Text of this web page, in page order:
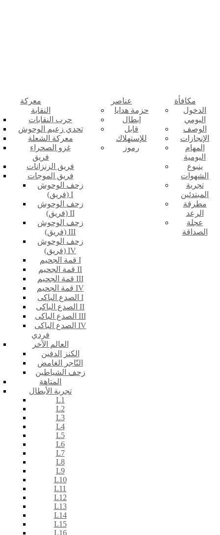
معركة
النقابة
حرب النقابات
تحدي زعيم الوحوش
معركة الشعلة
غزو الصحراء
فريق
فريق الزنزانات
فريق الموجات
زحف الوحوش
(فريق) I
زحف الوحوش
(فريق) II
زحف الوحوش
(فريق) III
زحف الوحوش
(فريق) IV
قمة الجحيم I
قمة الجحيم II
قمة الجحيم III
قمة الجحيم IV
الصدع الباكى I
الصدع الباكى II
الصدع الباكى III
الصدع الباكى IV
فردي
العالم الآخر
الكنز الدفين
التّاجر الغامض
زحف الشياطين
المتاهة
تجربة الأبطال
L1
L2
L3
L4
L5
L6
L7
L8
L9
L10
L11
L12
L13
L14
L15
L16
عناصر
حزمة هدايا
ابطال
قابل
للإستهلاك
رموز
مكافأة
الدخول
اليومي
الوصف
الإنجازات
المهام
اليومية
ينبوع
الشهوات
تجربة
المبتدئين
مطرقة
الرعد
عجلة
الصداقة